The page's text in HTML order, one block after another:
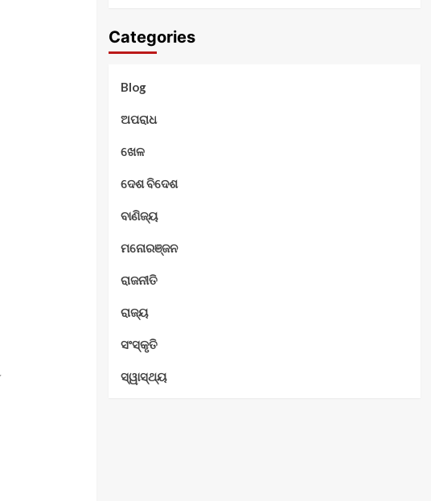
Categories
Blog
ଅପରାଧ
ଖେଳ
ଦେଶ ବିଦେଶ
ବାଣିଜ୍ୟ
ମନୋରଞ୍ଜନ
ରାଜନୀତି
ରାଜ୍ୟ
ସଂସ୍କୃତି
ସ୍ୱାସ୍ଥ୍ୟ